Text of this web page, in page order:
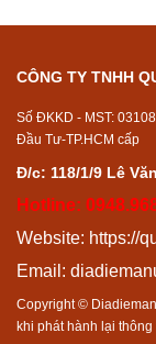
CÔNG TY TNHH
Số ĐKKD - MST:
Đầu Tư-TP.HCM cấp
Đ/c: 118/1/9 Lê
Hotline:
Website: https://
Email:
Copyright ©
khi phát hành lại